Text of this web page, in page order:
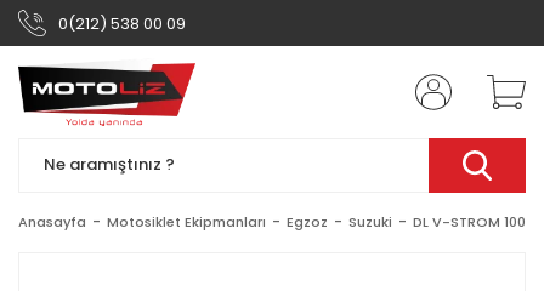
0(212) 538 00 09
Anasayfa Motosiklet Ekipmanları Egzoz Suzuki DL V-STROM 1000